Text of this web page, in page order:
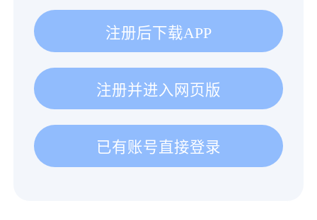
注册后下载APP
注册并进入网页版
已有账号直接登录